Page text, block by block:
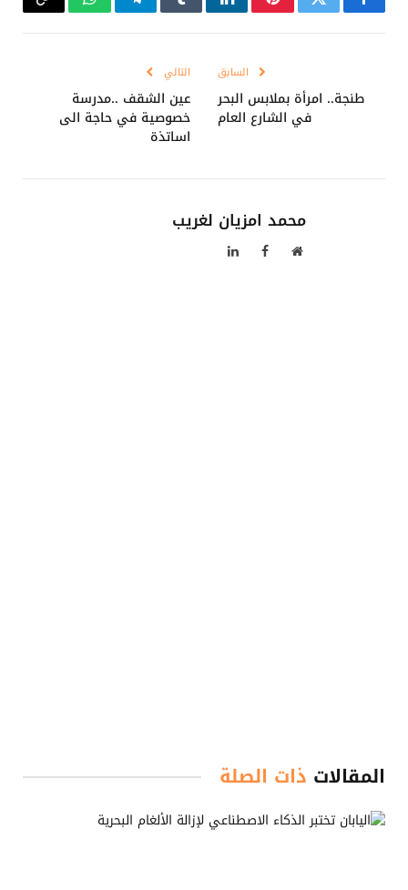
فيسبوكتويتر بينتيريستلينكدإنTumblrتيلقرامواتسابCopy
السابق
طنجة.. امرأة بملابس البحر
في الشارع العام
التالي
عين الشقف ..مدرسة
خصوصية في حاجة الى
اساتذة
محمد امزيان لغريب
موقع فيسبوكلينكدإن
المقالات ذات الصلة